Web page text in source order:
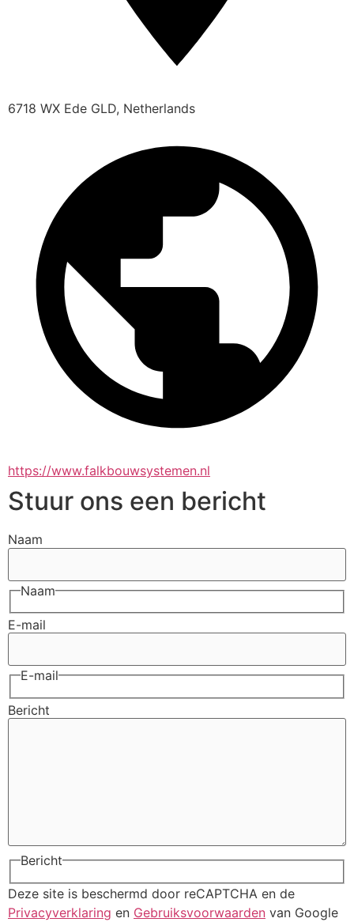
6718 WX Ede GLD, Netherlands
https://www.falkbouwsystemen.nl
Stuur ons een bericht
Naam
Naam
E-mail
E-mail
Bericht
Bericht
Deze site is beschermd door reCAPTCHA en de
Privacyverklaring en Gebruiksvoorwaarden van Google